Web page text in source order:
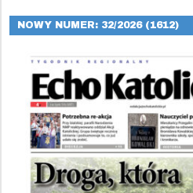
NOWY NUMER: 32/2026 (1612)